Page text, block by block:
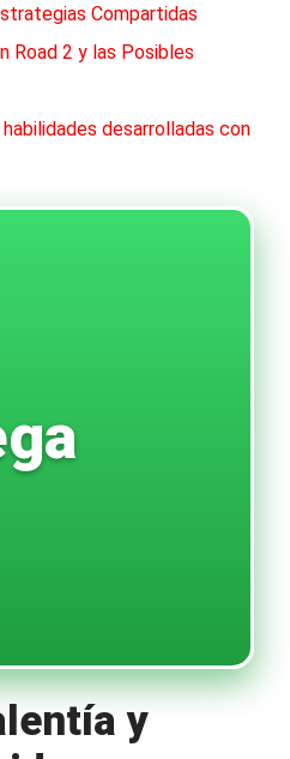
Compartidas
Road 2 y las Posibles
desarrolladas con
y